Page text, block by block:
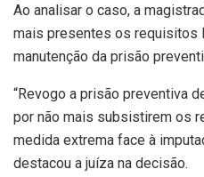
Ao analisar o caso, a
mais presentes os requisitos
manutenção da prisão
“Revogo a prisão preventiva
por não mais subsistirem os
medida extrema face à
destacou a juíza na decisão.